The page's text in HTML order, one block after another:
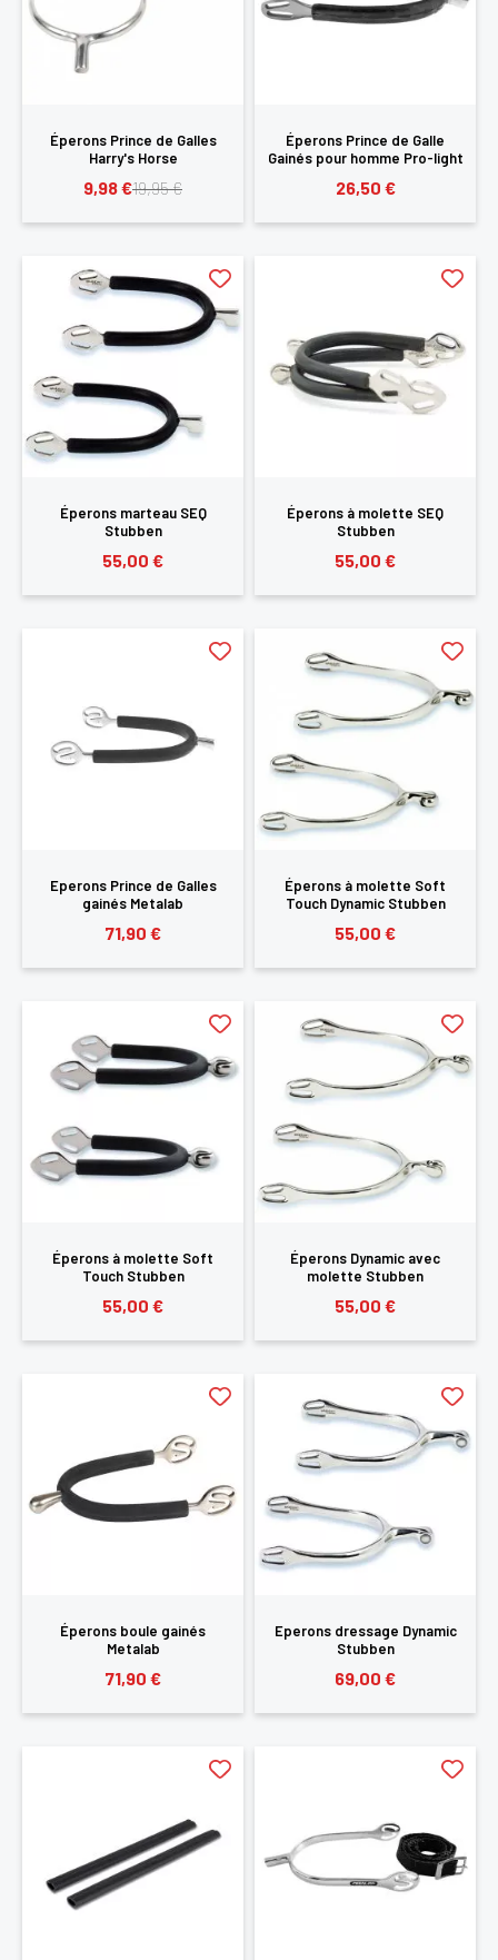
Éperons Prince de Galles
Harry's Horse
19,95 €
9,98 €
Éperons Prince de Galle
Gainés pour homme Pro-light
26,50 €
Éperons marteau SEQ
Stubben
55,00 €
Éperons à molette SEQ
Stubben
55,00 €
Eperons Prince de Galles
gainés Metalab
71,90 €
Éperons à molette Soft
Touch Dynamic Stubben
55,00 €
Éperons à molette Soft
Touch Stubben
55,00 €
Éperons Dynamic avec
molette Stubben
55,00 €
Éperons boule gainés
Metalab
71,90 €
Eperons dressage Dynamic
Stubben
69,00 €
Vous devez être connecté pour enregistrer des